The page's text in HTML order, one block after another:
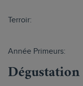
Terroir:
Année Primeurs: